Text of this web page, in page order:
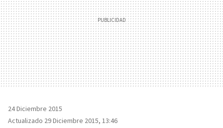
24 Diciembre 2015
Actualizado 29 Diciembre 2015, 13:46